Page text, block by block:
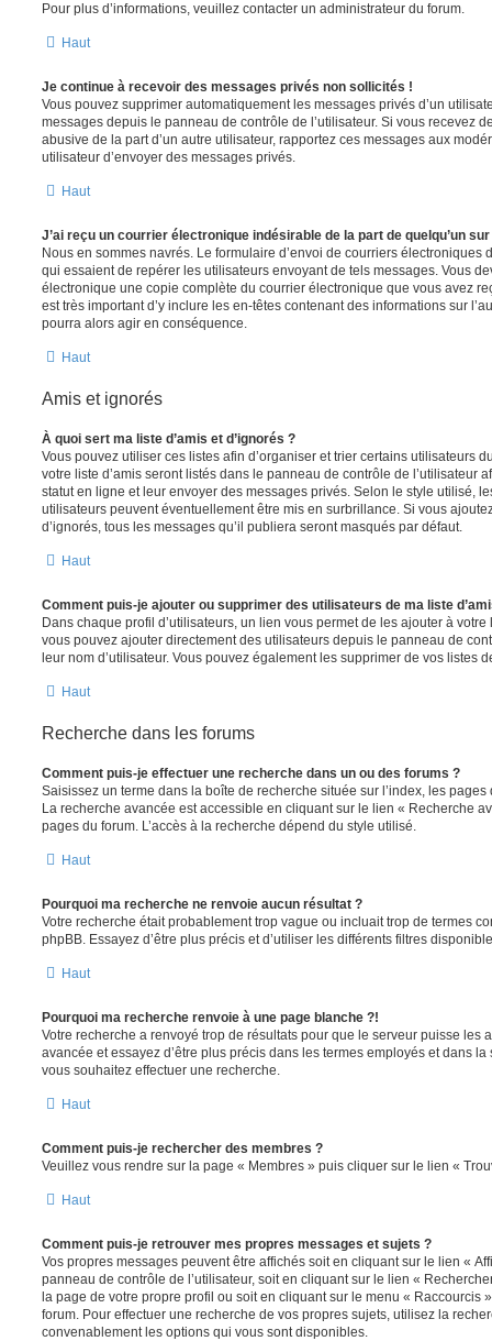
Pour plus d’informations, veuillez contacter un administrateur du forum.
Haut
Je continue à recevoir des messages privés non sollicités !
Vous pouvez supprimer automatiquement les messages privés d’un
messages depuis le panneau de contrôle de l’utilisateur. Si vous recevez
abusive de la part d’un autre utilisateur, rapportez ces messages aux
utilisateur d’envoyer des messages privés.
Haut
J’ai reçu un courrier électronique indésirable de la part de quelqu’un
Nous en sommes navrés. Le formulaire d’envoi de courriers électroniques
qui essaient de repérer les utilisateurs envoyant de tels messages. Vous
électronique une copie complète du courrier électronique que vous avez
est très important d’y inclure les en-têtes contenant des informations sur
pourra alors agir en conséquence.
Haut
Amis et ignorés
À quoi sert ma liste d’amis et d’ignorés ?
Vous pouvez utiliser ces listes afin d’organiser et trier certains utilisateurs
votre liste d’amis seront listés dans le panneau de contrôle de l’utilisateur
statut en ligne et leur envoyer des messages privés. Selon le style utilisé,
utilisateurs peuvent éventuellement être mis en surbrillance. Si vous
d’ignorés, tous les messages qu’il publiera seront masqués par défaut.
Haut
Comment puis-je ajouter ou supprimer des utilisateurs de ma liste
Dans chaque profil d’utilisateurs, un lien vous permet de les ajouter à votre
vous pouvez ajouter directement des utilisateurs depuis le panneau de
leur nom d’utilisateur. Vous pouvez également les supprimer de vos listes
Haut
Recherche dans les forums
Comment puis-je effectuer une recherche dans un ou des forums ?
Saisissez un terme dans la boîte de recherche située sur l’index, les
La recherche avancée est accessible en cliquant sur le lien « Recherche
pages du forum. L’accès à la recherche dépend du style utilisé.
Haut
Pourquoi ma recherche ne renvoie aucun résultat ?
Votre recherche était probablement trop vague ou incluait trop de termes
phpBB. Essayez d’être plus précis et d’utiliser les différents filtres
Haut
Pourquoi ma recherche renvoie à une page blanche ?!
Votre recherche a renvoyé trop de résultats pour que le serveur puisse les
avancée et essayez d’être plus précis dans les termes employés et dans
vous souhaitez effectuer une recherche.
Haut
Comment puis-je rechercher des membres ?
Veuillez vous rendre sur la page « Membres » puis cliquer sur le lien «
Haut
Comment puis-je retrouver mes propres messages et sujets ?
Vos propres messages peuvent être affichés soit en cliquant sur le lien «
panneau de contrôle de l’utilisateur, soit en cliquant sur le lien «
la page de votre propre profil ou soit en cliquant sur le menu « Raccourcis
forum. Pour effectuer une recherche de vos propres sujets, utilisez la
convenablement les options qui vous sont disponibles.